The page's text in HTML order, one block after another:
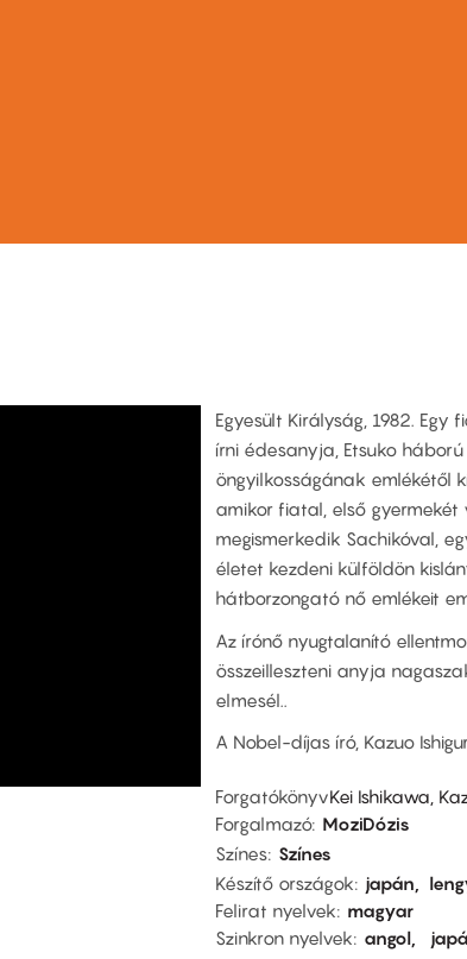
Egyesült Királyság, 1982.
írni édesanyja, Etsuko
öngyilkosságának emlékétől
amikor fiatal, első
megismerkedik Sachikóval,
életet kezdeni külföldön
hátborzongató nő emlékeit
Az írónő nyugtalanító
összeilleszteni anyja
elmesél..
A Nobel-díjas író, Kazuo
ForgatókönyvKei Ishikawa,
Forgalmazó MoziDózis
Színes Színes
Készítő országok
japán
Felirat nyelvek
magyar
Szinkron nyelvek
angol